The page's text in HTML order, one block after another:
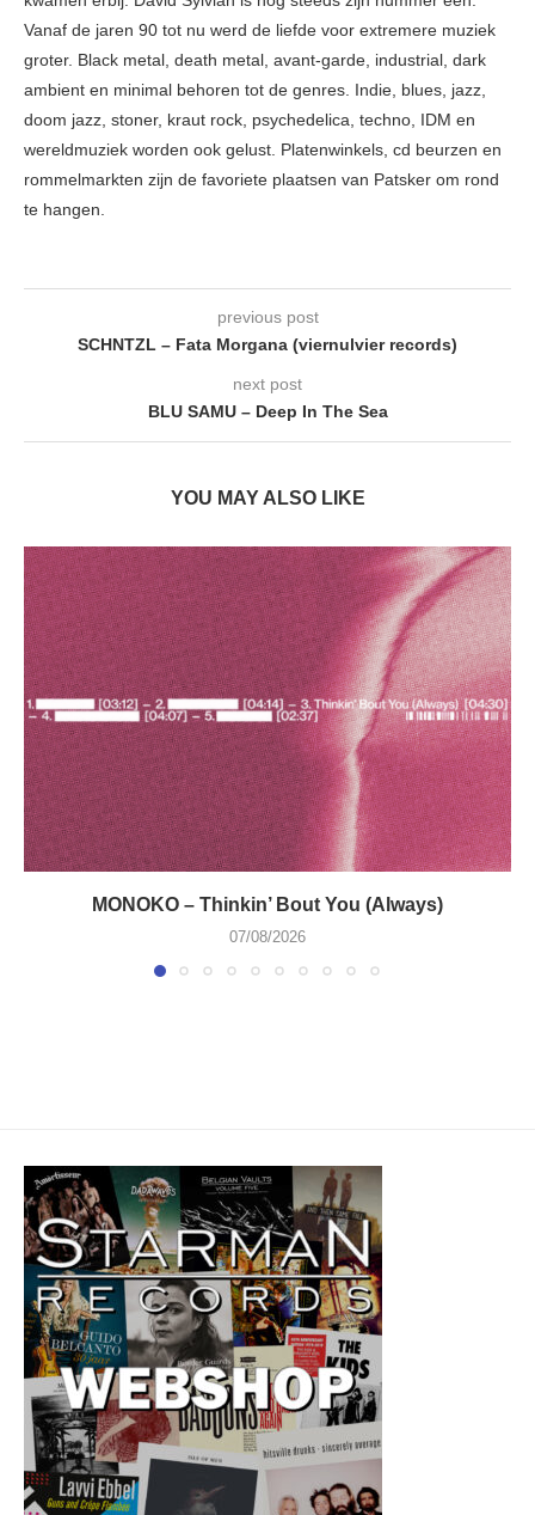
Vanaf de jaren 90 tot nu werd de liefde voor extremere muziek
groter. Black metal, death metal, avant-garde, industrial, dark
ambient en minimal behoren tot de genres. Indie, blues, jazz,
doom jazz, stoner, kraut rock, psychedelica, techno, IDM en
wereldmuziek worden ook gelust. Platenwinkels, cd beurzen en
rommelmarkten zijn de favoriete plaatsen van Patsker om rond
te hangen.
previous post
SCHNTZL – Fata Morgana (viernulvier records)
next post
BLU SAMU – Deep In The Sea
YOU MAY ALSO LIKE
MONOKO – Thinkin’ Bout You (Always)
07/08/2026